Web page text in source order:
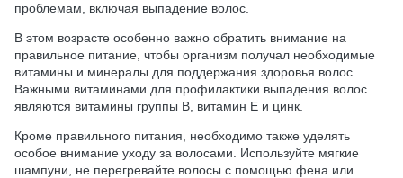
проблемам, включая выпадение волос.
В этом возрасте особенно важно обратить внимание на
правильное питание, чтобы организм получал необходимые
витамины и минералы для поддержания здоровья волос.
Важными витаминами для профилактики выпадения волос
являются витамины группы В, витамин Е и цинк.
Кроме правильного питания, необходимо также уделять
особое внимание уходу за волосами. Используйте мягкие
шампуни, не перегревайте волосы с помощью фена или